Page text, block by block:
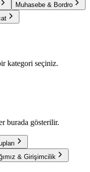
Muhasebe & Bordro
kategori seçiniz.
burada gösterilir.
& Girişimcilik